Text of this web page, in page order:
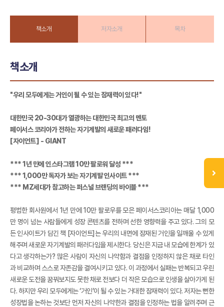
책소개 저자소개 목차
책소개
"우리 모두에게는 거인이 될 수 있는 잠재력이 있다!"
대한민국 20-30대가 열광하는 대한민국 최고의 멘토
페이서스 코리아가 전하는 자기계발의 새로운 패러다임!
[자이언트] - GIANT
*** 1년 만에 인스타그램 10만 팔로워 달성 ***
*** 1,000만 독자가 보는 자기계발 인사이트 ***
*** MZ세대가 참고하는 퍼스널 브랜딩의 바이블 ***
평범한 회사원에서 1년 만에 10만 팔로우를 모은 페이서스코리아는 매달 1,000
만 명이 넘는 사람들에게 성장 콘텐츠를 전하며 선한 영향력을 주고 있다. 그의 모
든 인사이트가 담긴 책 [자이언트]는 우리의 내면에 잠재된 거인을 일깨울 수 있게
해주며 새로운 자기계발의 패러다임을 제시한다. 당신은 지금 내 모습에 한계가 있
다고 생각하는가? 많은 사람이 자신의 나약함과 결점을 인정하지 않은 채로 타인
과 비교하며 스스로 자존감을 결여시키고 있다. 이 과정에서 실패는 반복되고 우린
새로운 도전을 꿈꿔보지도 못한 채로 전보다 더 작은 모습으로 인생을 살아가게 된
다. 하지만 우리 모두에게는 ‘거인’이 될 수 있는 거대한 잠재력이 있다. 저자는 뻔한
성장법을 논하는 것보단 먼저 자신의 나약한과 결점을 인정하는 법을 알려주며 근